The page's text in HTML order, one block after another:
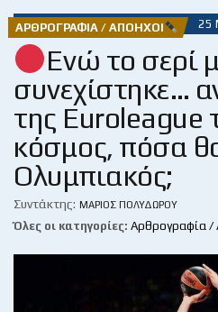
ΑΡΘΡΟΓΡΑΦΊΑ / ΑΠΌΗΧΟΙ 25
Ενώ το σερί
συνεχίστηκε…
της Euroleague
κόσμος, πόσα
Ολυμπιακός;
Συντάκτης: ΜΆΡΙΟΣ ΠΟΛΥΔΏΡΟΥ
Όλες οι κατηγορίες: Αρθρογραφία /